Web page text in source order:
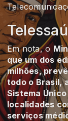
Em nota, o
que um dos
milhões,
todo o Brasil,
Sistema
localidades
serviços